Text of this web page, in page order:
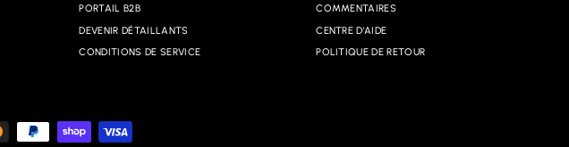
PORTAIL B2B
DEVENIR DÉTAILLANTS
CONDITIONS DE SERVICE
COMMENTAIRES
CENTRE D'AIDE
POLITIQUE DE RETOUR